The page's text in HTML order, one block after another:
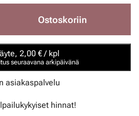
Ostoskoriin
2,00 € / kpl
seuraavana arkipäivänä
asiakaspalvelu
hinnat!